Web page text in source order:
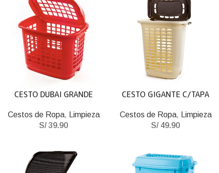
CESTO DUBAI GRANDE
Cestos de Ropa,
Limpieza
S/39.90
CESTO GIGANTE C/TAPA
Cestos de Ropa,
Limpieza
S/49.90